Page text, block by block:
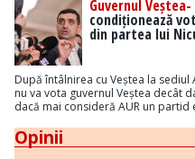
Guvernul Veștea-
condiționează
din partea lui
După întâlnirea cu Veștea la sediul
nu va vota guvernul Veștea decât
dacă mai consideră AUR un partid
Opinii